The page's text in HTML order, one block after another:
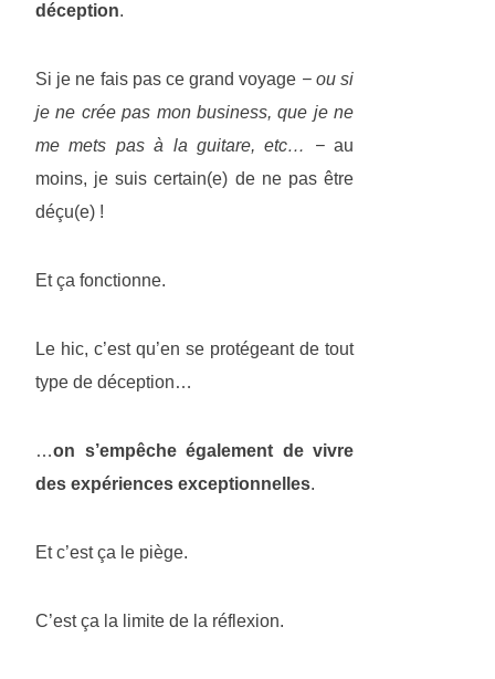
déception.
Si je ne fais pas ce grand voyage − ou si
je ne crée pas mon business, que je ne
me mets pas à la guitare, etc… −au
moins, je suis certain(e) de ne pas être
déçu(e) !
Et ça fonctionne.
Le hic, c’est qu’en se protégeant de tout
type de déception…
…on s’empêche également de vivre
des expériences exceptionnelles.
Et c’est ça le piège.
C’est ça la limite de la réflexion.